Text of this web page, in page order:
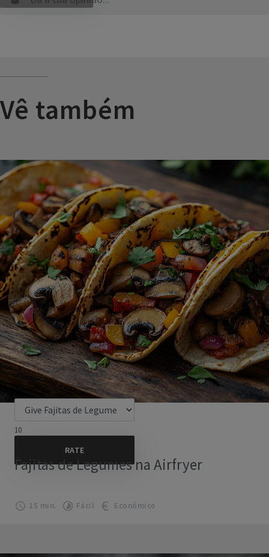
Vê também
10
Fajitas de Legumes na Airfryer
15 min. Fácil Económico